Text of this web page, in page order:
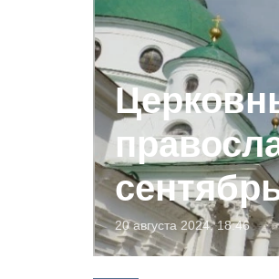
20 августа 2024, 18:46